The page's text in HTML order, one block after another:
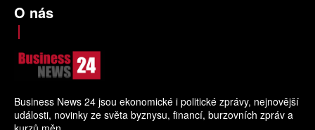
O nás
Business News 24 jsou ekonomické i politické zprávy, nejnovější
události, novinky ze světa byznysu, financí, burzovních zpráv a